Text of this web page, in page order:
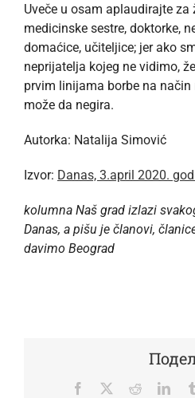
Uveče u osam aplaudirajte za
medicinske sestre, doktorke,
domaćice, učiteljice; jer ako
neprijatelja kojeg ne vidimo,
prvim linijama borbe na
može da negira.
Autorka: Natalija Simović
Izvor: Danas, 3.april 2020.
kolumna Naš grad izlazi
Danas, a pišu je članovi,
davimo Beograd
Facebook
TwitterReddit